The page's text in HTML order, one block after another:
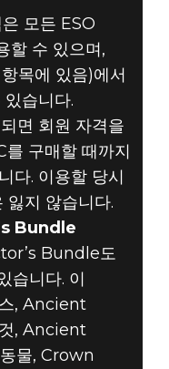
모든 ESO
할 수 있으며,
목에 있음)에서
습니다.
면 회원 자격을
구매할 때까지
다. 이용할 당시
잃지 않습니다.
Bundle
Bundle도
습니다. 이
, Ancient
, Ancient
물, Crown